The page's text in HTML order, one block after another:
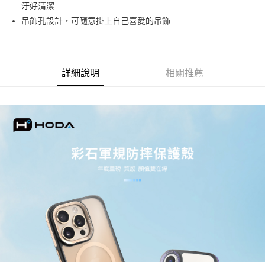
相關說明
【關於「AFTEE先享後付」】
３．安心：先確認商品／服務後，再付款。
結帳頁面，進行簡訊認證並確認金額後，即可完成結帳。
２．訂單成立數日內，您將收到繳費通知簡訊。
ATM／網路銀行／等多元方式進行付款，方視為交易完成。
※ 請注意：結帳手續完成當下不需立刻繳費，但若您需要取消訂單，請聯絡
購買商品的店家。未經商家同意取消之訂單仍視為有效，需透過AFTEE先享
是否繳費成功／繳費後需取消欲退款等相關疑問，請聯繫「AFTEE先享後付
客戶支援中心」 https://netprotections.freshdesk.com/support/home
【注意事項】
１．透過由恩沛科技股份有限公司提供之「AFTEE先享後付」服務完成之交
易，需依本服務之必要範圍內提供個人資料，並將交易相關給付款項請求債
付款後全家取貨
每筆NT$60，滿NT$499(含以上)免運費
每筆NT$60，滿NT$499(含以上)免運費
每筆NT$60，滿NT$499(含以上)免運費
每筆NT$63，滿NT$499(含以上)免運費
汙好清潔
吊飾孔設計，可隨意掛上自己喜愛的吊飾
詳細說明 相關推薦